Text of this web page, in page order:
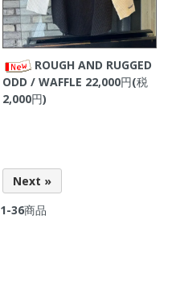
ROUGH AND RUGGED
ODD / WAFFLE 22,000円(税
2,000円)
Next »
1-36商品